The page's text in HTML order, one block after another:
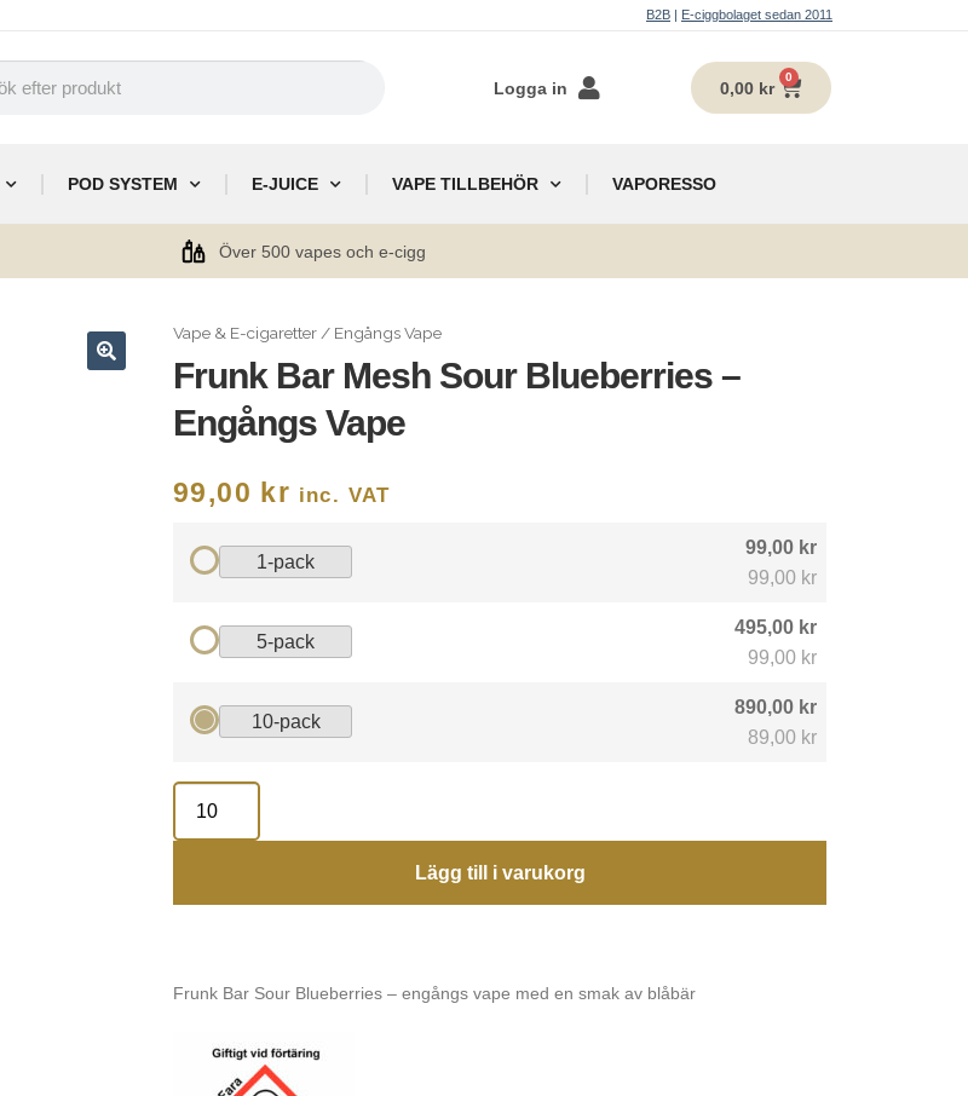
B2B | E-ciggbolaget sedan 2011
Logga in 0,00 kr
0
POD SYSTEM E-JUICE VAPE TILLBEHÖR VAPORESSO
Över 500 vapes och e-cigg
Vape & E-cigaretter/ Engångs Vape
Frunk Bar Mesh Sour Blueberries –
Engångs Vape
99,00 kr inc. VAT
1-pack
99,00 kr
99,00 kr
5-pack
495,00 kr
99,00 kr
10-pack
890,00 kr
89,00 kr
Lägg till i varukorg
Frunk Bar Sour Blueberries – engångs vape med en smak av blåbär